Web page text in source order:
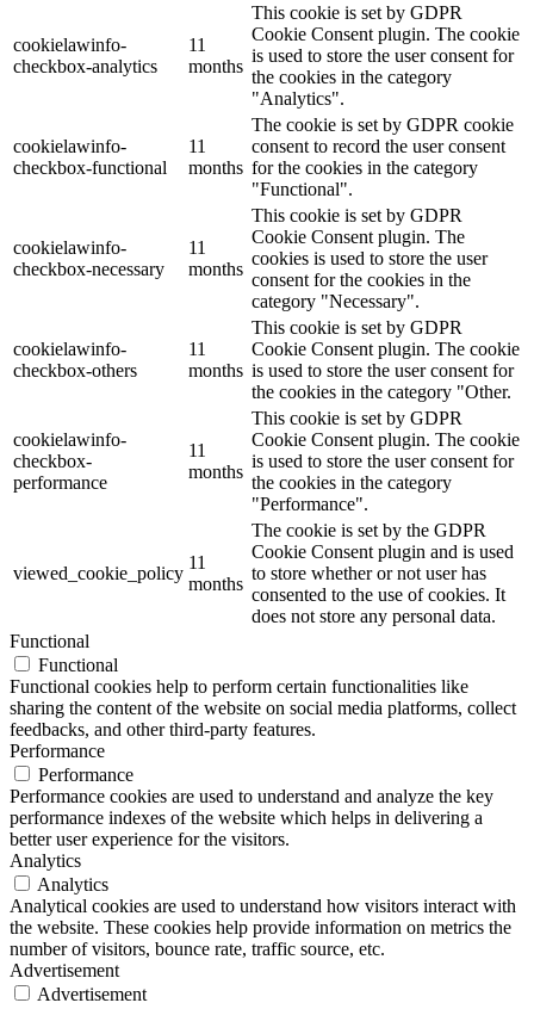
cookielawinfo-
checkbox-analytics
11
months
This cookie is set by GDPR
Cookie Consent plugin. The cookie
is used to store the user consent for
the cookies in the category
"Analytics".
cookielawinfo-
checkbox-functional
11
months
The cookie is set by GDPR cookie
consent to record the user consent
for the cookies in the category
"Functional".
cookielawinfo-
checkbox-necessary
11
months
This cookie is set by GDPR
Cookie Consent plugin. The
cookies is used to store the user
consent for the cookies in the
category "Necessary".
cookielawinfo-
checkbox-others
11
months
This cookie is set by GDPR
Cookie Consent plugin. The cookie
is used to store the user consent for
the cookies in the category "Other.
cookielawinfo-
checkbox-
performance
11
months
This cookie is set by GDPR
Cookie Consent plugin. The cookie
is used to store the user consent for
the cookies in the category
"Performance".
viewed_cookie_policy
11
months
The cookie is set by the GDPR
Cookie Consent plugin and is used
to store whether or not user has
consented to the use of cookies. It
does not store any personal data.
Functional
Functional
Functional cookies help to perform certain functionalities like
sharing the content of the website on social media platforms, collect
feedbacks, and other third-party features.
Performance
Performance
Performance cookies are used to understand and analyze the key
performance indexes of the website which helps in delivering a
better user experience for the visitors.
Analytics
Analytics
Analytical cookies are used to understand how visitors interact with
the website. These cookies help provide information on metrics the
number of visitors, bounce rate, traffic source, etc.
Advertisement
Advertisement